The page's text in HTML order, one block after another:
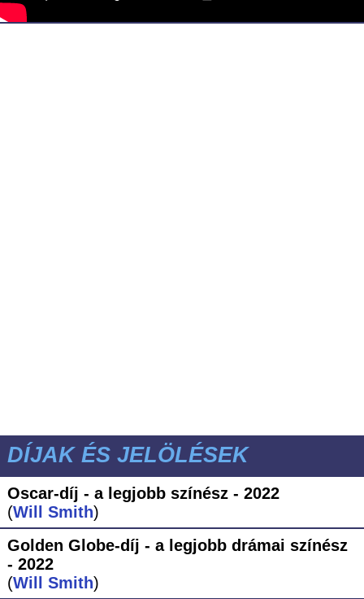
DÍJAK ÉS JELÖLÉSEK
Oscar-díj - a legjobb színész - 2022
(Will Smith)
Golden Globe-díj - a legjobb drámai színész
- 2022
(Will Smith)